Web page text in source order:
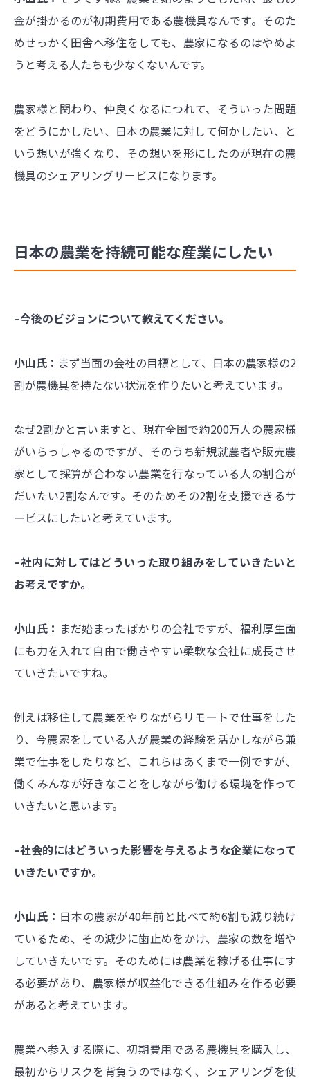
金が掛かるのが初期費用である農機具なんです。そのた
めせっかく田舎へ移住をしても、農家になるのはやめよ
うと考える人たちも少なくないんです。
農家様と関わり、仲良くなるにつれて、そういった問題
をどうにかしたい、日本の農業に対して何かしたい、と
いう想いが強くなり、その想いを形にしたのが現在の農
機具のシェアリングサービスになります。
日本の農業を持続可能な産業にしたい
–今後のビジョンについて教えてください。
小山氏： まず当面の会社の目標として、日本の農家様の2
割が農機具を持たない状況を作りたいと考えています。
なぜ2割かと言いますと、現在全国で約200万人の農家様
がいらっしゃるのですが、そのうち新規就農者や販売農
家として採算が合わない農業を行なっている人の割合が
だいたい2割なんです。そのためその2割を支援できるサ
ービスにしたいと考えています。
–社内に対してはどういった取り組みをしていきたいと
お考えですか。
小山氏： まだ始まったばかりの会社ですが、福利厚生面
にも力を入れて自由で働きやすい柔軟な会社に成長させ
ていきたいですね。
例えば移住して農業をやりながらリモートで仕事をした
り、今農家をしている人が農業の経験を活かしながら兼
業で仕事をしたりなど、これらはあくまで一例ですが、
働くみんなが好きなことをしながら働ける環境を作って
いきたいと思います。
–社会的にはどういった影響を与えるような企業になって
いきたいですか。
小山氏： 日本の農家が40年前と比べて約6割も減り続け
ているため、その減少に歯止めをかけ、農家の数を増や
していきたいです。そのためには農業を稼げる仕事にす
る必要があり、農家様が収益化できる仕組みを作る必要
があると考えています。
農業へ参入する際に、初期費用である農機具を購入し、
最初からリスクを背負うのではなく、シェアリングを使